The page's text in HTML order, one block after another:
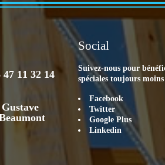
47 11 32 14
Social
Suivez-nous pour
spéciales toujours moins
Facebook
Twitter
Google Plus
Linkedin